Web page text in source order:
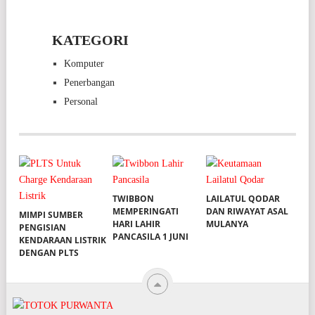
KATEGORI
Komputer
Penerbangan
Personal
MIMPI SUMBER
PENGISIAN
KENDARAAN LISTRIK
DENGAN PLTS
TWIBBON
MEMPERINGATI
HARI LAHIR
PANCASILA 1 JUNI
LAILATUL QODAR
DAN RIWAYAT ASAL
MULANYA